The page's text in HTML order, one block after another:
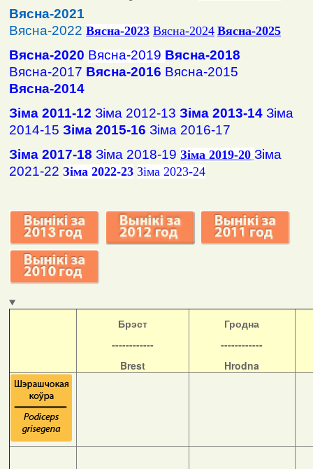
Вясна-2021
Вясна-2022 Вясна-2023 Вясна-2024 Вясна-2025
Вясна-2020 Вясна-2019 Вясна-2018
Вясна-2017 Вясна-2016 Вясна-2015
Вясна-2014
Зіма 2011-12 Зіма 2012-13 Зіма 2013-14 Зіма
2014-15 Зіма 2015-16 Зіма 2016-17
Зіма 2017-18 Зіма 2018-19 Зіма 2019-20 Зіма
2021-22 Зіма 2022-23 Зіма 2023-24
Брэст
------------
Brest
Гродна
------------
Hrodna